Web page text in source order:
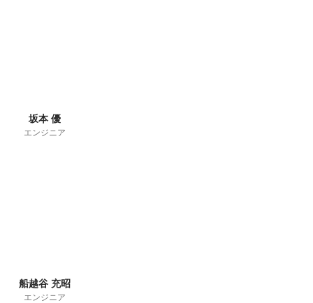
坂本 優
エンジニア
船越谷 充昭
エンジニア